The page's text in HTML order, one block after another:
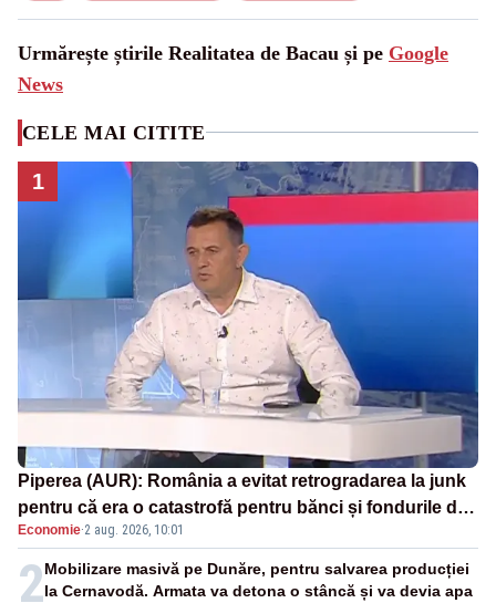
Urmărește știrile Realitatea de Bacau și pe Google
News
CELE MAI CITITE
1
Piperea (AUR): România a evitat retrogradarea la junk
pentru că era o catastrofă pentru bănci și fondurile de
pensii
Economie·2 aug. 2026, 10:01
2Mobilizare masivă pe Dunăre, pentru salvarea producției
la Cernavodă. Armata va detona o stâncă și va devia apa